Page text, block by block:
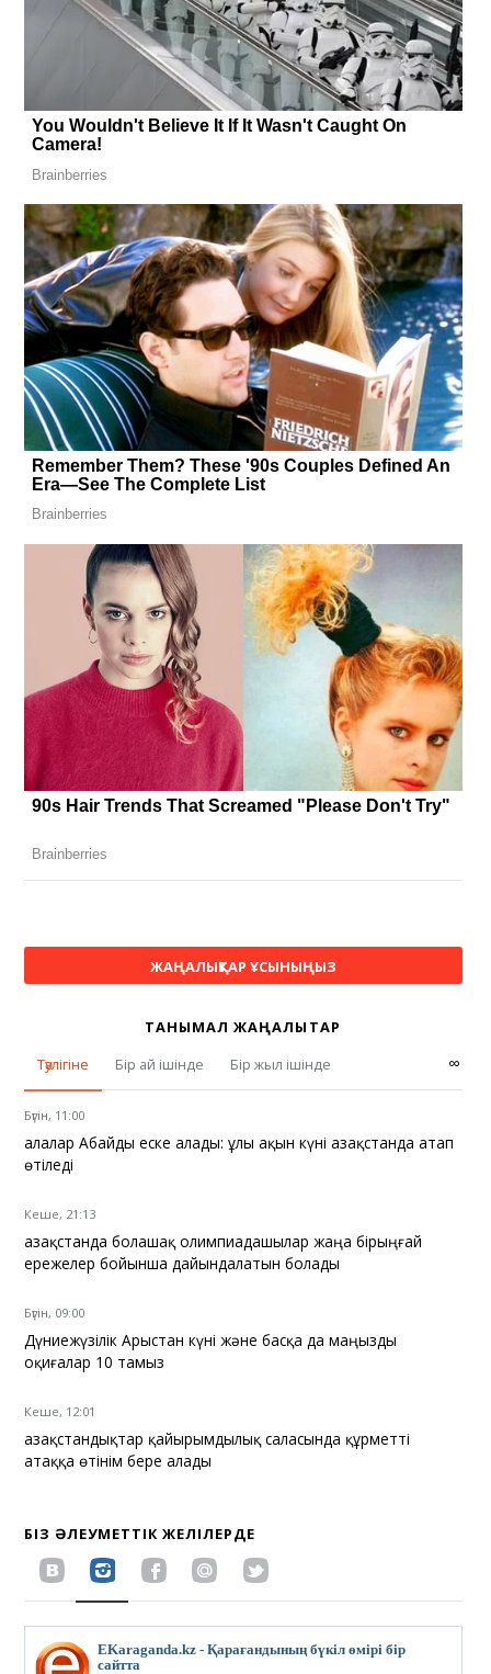
ЖАҢАЛЫҚТАР ҰСЫНЫҢЫЗ
ТАНЫМАЛ ЖАҢАЛЫҚТАР
Тәулігіне
Бір ай ішінде Бір жыл ішінде ∞
Бүгін, 11:00
Қалалар Абайды еске алады: ұлы ақын күні Қазақстанда атап
өтіледі
Кеше, 21:13
Қазақстанда болашақ олимпиадашылар жаңа бірыңғай
ережелер бойынша дайындалатын болады
Бүгін, 09:00
Дүниежүзілік Арыстан күні және басқа да маңызды
оқиғалар 10 тамыз
Кеше, 12:01
Қазақстандықтар қайырымдылық саласында құрметті
атаққа өтінім бере алады
БІЗ ӘЛЕУМЕТТІК ЖЕЛІЛЕРДЕ
EKaraganda.kz - Қарағандының бүкіл өмірі бір
сайтта